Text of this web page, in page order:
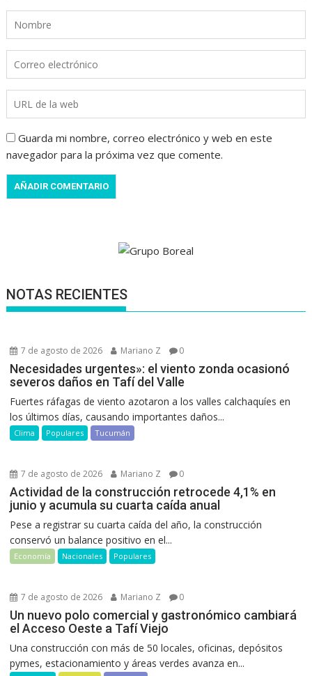
Guarda mi nombre, correo electrónico y web en este
navegador para la próxima vez que comente.
NOTAS RECIENTES
7 de agosto de 2026 Mariano Z 0
Necesidades urgentes»: el viento zonda ocasionó
severos daños en Tafí del Valle
Fuertes ráfagas de viento azotaron a los valles calchaquíes en
los últimos días, causando importantes daños...
Clima Populares Tucumán
7 de agosto de 2026 Mariano Z 0
Actividad de la construcción retrocede 4,1% en
junio y acumula su cuarta caída anual
Pese a registrar su cuarta caída del año, la construcción
conservó un balance positivo en el...
Economía Nacionales Populares
7 de agosto de 2026 Mariano Z 0
Un nuevo polo comercial y gastronómico cambiará
el Acceso Oeste a Tafí Viejo
Una construcción con más de 50 locales, oficinas, depósitos
pymes, estacionamiento y áreas verdes avanza en...